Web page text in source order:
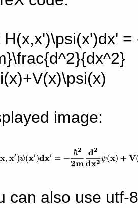
H(x,x')\psi(x')dx'
image:
can also use utf-